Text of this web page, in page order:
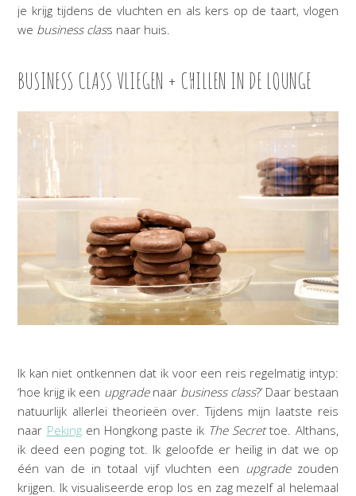
je krijg tijdens de vluchten en als kers op de taart, vlogen
we business class naar huis.
BUSINESS CLASS VLIEGEN + CHILLEN IN DE LOUNGE
Ik kan niet ontkennen dat ik voor een reis regelmatig intyp:
‘hoe krijg ik een upgradenaar business class?’ Daar bestaan
natuurlijk allerlei theorieën over. Tijdens mijn laatste reis
naar Pekingen Hongkong paste ik The Secrettoe. Althans,
ik deed een poging tot. Ik geloofde er heilig in dat we op
één van de in totaal vijf vluchten een upgradezouden
krijgen. Ik visualiseerde erop los en zag mezelf al helemaal